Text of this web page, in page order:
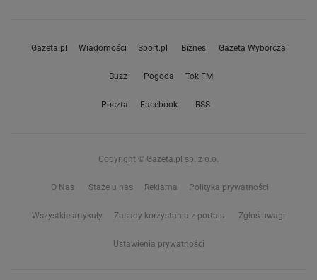
Gazeta.pl Wiadomości Sport.pl Biznes Gazeta Wyborcza
Buzz Pogoda Tok.FM
Poczta Facebook RSS
Copyright © Gazeta.pl sp. z o.o.
O Nas Staże u nas Reklama Polityka prywatności
Wszystkie artykuły Zasady korzystania z portalu Zgłoś uwagi
Ustawienia prywatności